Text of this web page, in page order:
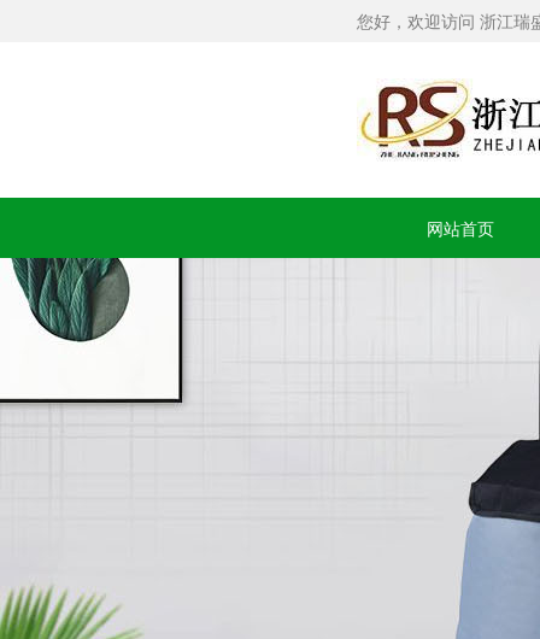
您好，欢迎访问 浙江瑞
网站首页